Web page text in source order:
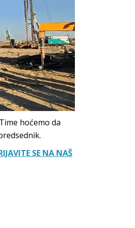
hoćemo da
SE NA NAŠ